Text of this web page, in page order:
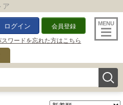
ア
ログイン 会員登録
スワードを忘れた方はこちら